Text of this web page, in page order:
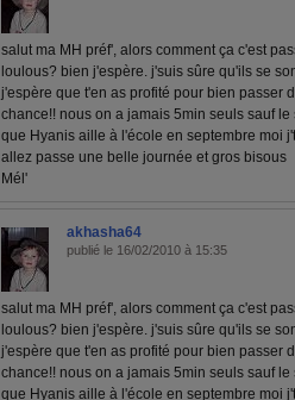
salut ma MH préf', alors comment ça c'est
loulous? bien j'espère. j'suis sûre qu'ils se
j'espère que t'en as profité pour bien passer
chance!! nous on a jamais 5min seuls sauf
que Hyanis aille à l'école en septembre moi
allez passe une belle journée et gros bisous
Mél'
akhasha64
publié le 16/02/2010 à 15:35
salut ma MH préf', alors comment ça c'est
loulous? bien j'espère. j'suis sûre qu'ils se
j'espère que t'en as profité pour bien passer
chance!! nous on a jamais 5min seuls sauf
que Hyanis aille à l'école en septembre moi